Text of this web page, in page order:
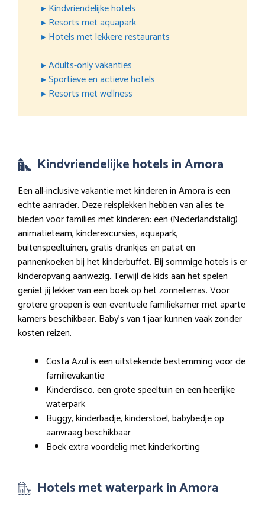
▸ Kindvriendelijke hotels
▸ Resorts met aquapark
▸ Hotels met lekkere restaurants
▸ Adults-only vakanties
▸ Sportieve en actieve hotels
▸ Resorts met wellness
Kindvriendelijke hotels in Amora
Een all-inclusive vakantie met kinderen in Amora is een
echte aanrader. Deze reisplekken hebben van alles te
bieden voor families met kinderen: een (Nederlandstalig)
animatieteam, kinderexcursies, aquapark,
buitenspeeltuinen, gratis drankjes en patat en
pannenkoeken bij het kinderbuffet. Bij sommige hotels is er
kinderopvang aanwezig. Terwijl de kids aan het spelen
geniet jij lekker van een boek op het zonneterras. Voor
grotere groepen is een eventuele familiekamer met aparte
kamers beschikbaar. Baby’s van 1 jaar kunnen vaak zonder
kosten reizen.
Costa Azul is een uitstekende bestemming voor de
familievakantie
Kinderdisco, een grote speeltuin en een heerlijke
waterpark
Buggy, kinderbadje, kinderstoel, babybedje op
aanvraag beschikbaar
Boek extra voordelig met kinderkorting
Hotels met waterpark in Amora